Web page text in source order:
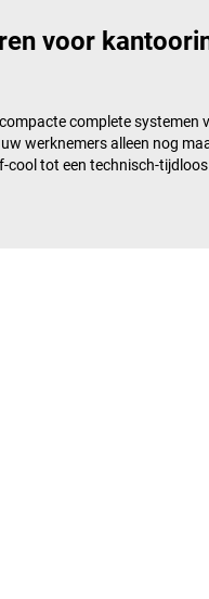
voor
complete
werknemers alleen nog
tot een technisch-